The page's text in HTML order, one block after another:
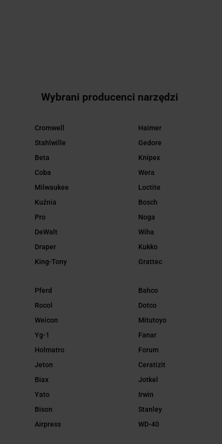
Wybrani producenci narzędzi
Cromwell
Stahlwille
Beta
Coba
Milwaukee
Kuźnia
Pro
DeWalt
Draper
King-Tony
Haimer
Gedore
Knipex
Wera
Loctite
Bosch
Noga
Wiha
Kukko
Grattec
Pferd
Rocol
Weicon
Yg-1
Holmatro
Jeton
Biax
Yato
Bison
Airpress
Bahco
Dotco
Mitutoyo
Fanar
Forum
Ceratizit
Jotkel
Irwin
Stanley
WD-40